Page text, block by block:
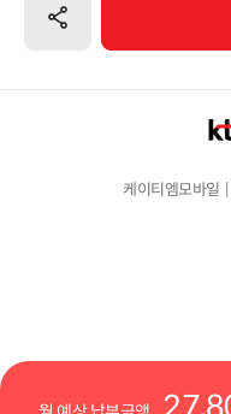
공유하기
케이티엠모바일